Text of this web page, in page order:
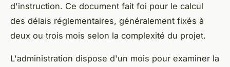
d'instruction. Ce document fait foi pour le calcul
des délais réglementaires, généralement fixés à
deux ou trois mois selon la complexité du projet.
L'administration dispose d'un mois pour examiner la